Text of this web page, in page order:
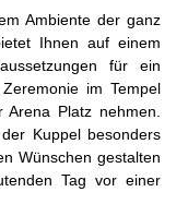
Ambiente der ganz
Ihnen auf einem
für ein
im Tempel
Platz nehmen.
Kuppel besonders
Wünschen gestalten
Tag vor einer